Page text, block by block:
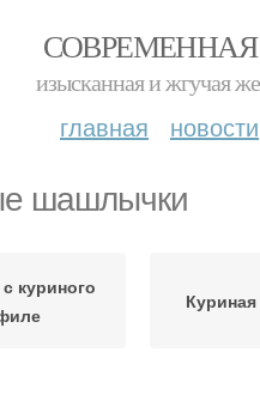
изысканная и жгучая
главная новости
шашлычки
куриного
Куриная